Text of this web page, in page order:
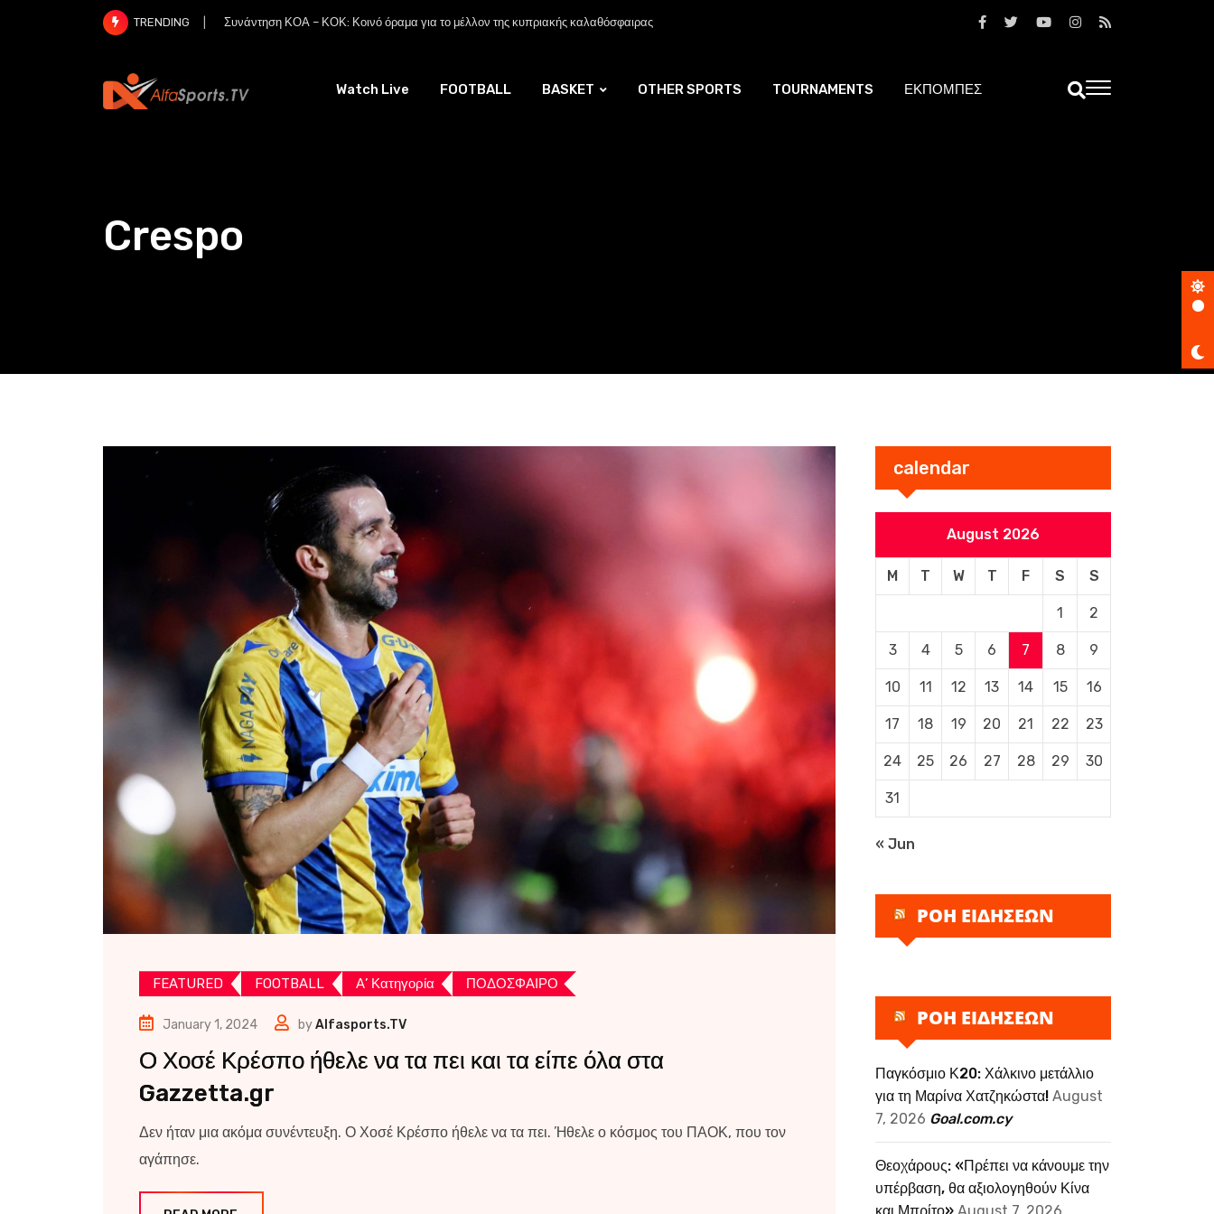
TRENDING Συνάντηση ΚΟΑ – ΚΟΚ: Κοινό όραμα για το μέλλον της κυπριακής καλαθόσφαιρας
Watch Live FOOTBALL BASKET OTHER SPORTS TOURNAMENTS ΕΚΠΟΜΠΕΣ
Crespo
FEATURED FOOTBALL Α’ Κατηγορία ΠΟΔΟΣΦΑΙΡΟ
January 1, 2024 byAlfasports.TV
Ο Χοσέ Κρέσπο ήθελε να τα πει και τα είπε όλα στα
Gazzetta.gr
Δεν ήταν μια ακόμα συνέντευξη. Ο Χοσέ Κρέσπο ήθελε να τα πει. Ήθελε ο κόσμος του ΠΑΟΚ, που τον
αγάπησε.
calendar
August 2026
M T W T F S S
1 2
3 4 5 6 7 8 9
10 11 12 13 14 15 16
17 18 19 20 21 22 23
24 25 26 27 28 29 30
31
« Jun
ΡΟΗ ΕΙΔΗΣΕΩΝ
ΡΟΗ ΕΙΔΗΣΕΩΝ
Παγκόσμιο Κ20: Χάλκινο μετάλλιο
για τη Μαρίνα Χατζηκώστα! August
7, 2026 Goal.com.cy
Θεοχάρους: «Πρέπει να κάνουμε την
υπέρβαση, θα αξιολογηθούν Κίνα